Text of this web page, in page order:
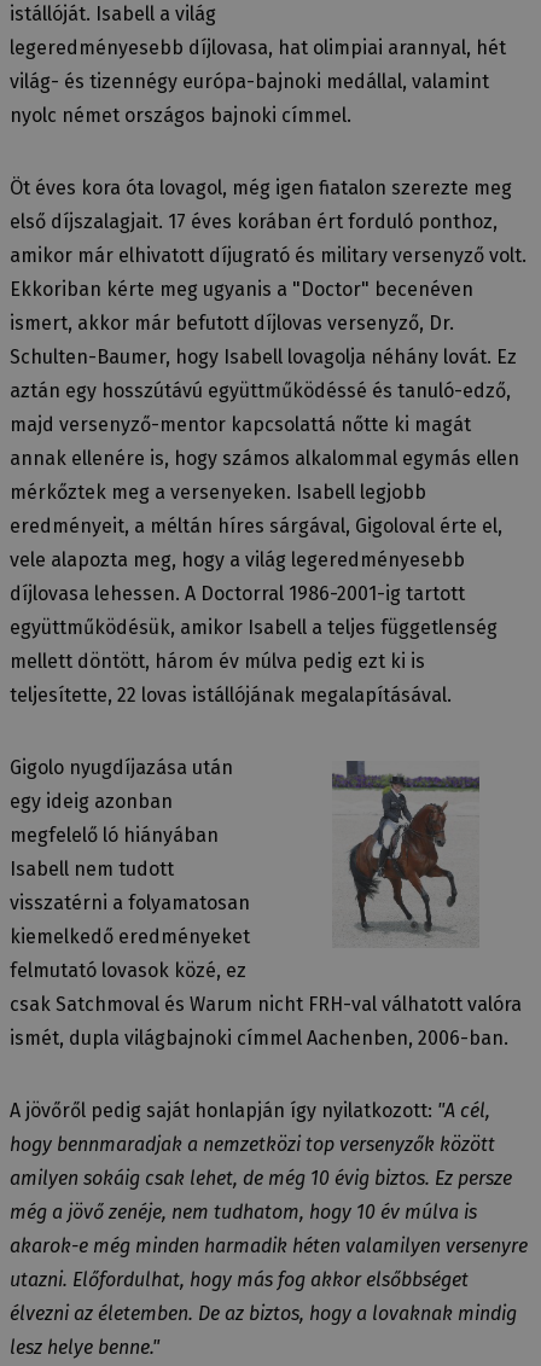
istállóját. Isabell a világ
legeredményesebb díjlovasa, hat olimpiai arannyal, hét
világ- és tizennégy európa-bajnoki medállal, valamint
nyolc német országos bajnoki címmel.
Öt éves kora óta lovagol, még igen fiatalon szerezte meg
első díjszalagjait. 17 éves korában ért forduló ponthoz,
amikor már elhivatott díjugrató és military versenyző volt.
Ekkoriban kérte meg ugyanis a "Doctor" becenéven
ismert, akkor már befutott díjlovas versenyző, Dr.
Schulten-Baumer, hogy Isabell lovagolja néhány lovát. Ez
aztán egy hosszútávú együttműködéssé és tanuló-edző,
majd versenyző-mentor kapcsolattá nőtte ki magát
annak ellenére is, hogy számos alkalommal egymás ellen
mérkőztek meg a versenyeken. Isabell legjobb
eredményeit, a méltán híres sárgával, Gigoloval érte el,
vele alapozta meg, hogy a világ legeredményesebb
díjlovasa lehessen. A Doctorral 1986-2001-ig tartott
együttműködésük, amikor Isabell a teljes függetlenség
mellett döntött, három év múlva pedig ezt ki is
teljesítette, 22 lovas istállójának megalapításával.
Gigolo nyugdíjazása után
egy ideig azonban
megfelelő ló hiányában
Isabell nem tudott
visszatérni a folyamatosan
kiemelkedő eredményeket
felmutató lovasok közé, ez
csak Satchmoval és Warum nicht FRH-val válhatott valóra
ismét, dupla világbajnoki címmel Aachenben, 2006-ban.
A jövőről pedig saját honlapján így nyilatkozott: "A cél,
hogy bennmaradjak a nemzetközi top versenyzők között
amilyen sokáig csak lehet, de még 10 évig biztos. Ez persze
még a jövő zenéje, nem tudhatom, hogy 10 év múlva is
akarok-e még minden harmadik héten valamilyen versenyre
utazni. Előfordulhat, hogy más fog akkor elsőbbséget
élvezni az életemben. De az biztos, hogy a lovaknak mindig
lesz helye benne."